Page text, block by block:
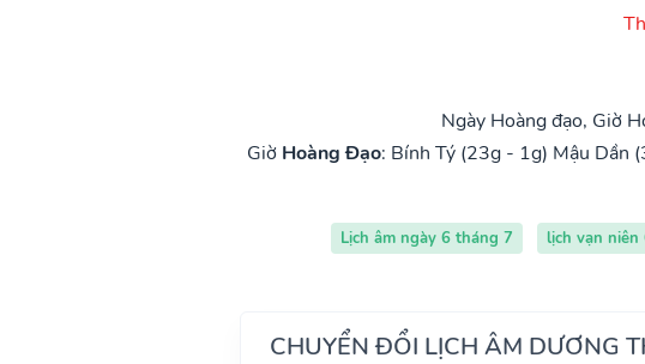
Ngày Hoàng đạo, Giờ
Giờ Hoàng Đạo: Bính Tý (23g - 1g) Mậu Dần
Lịch âm ngày 6 tháng 7 lịch vạn niên
CHUYỂN ĐỔI LỊCH ÂM DƯƠNG